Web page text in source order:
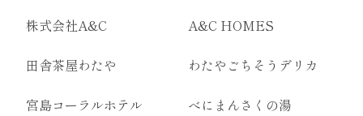
株式会社A&C A&C HOMES
田舎茶屋わたや わたやごちそうデリカ
宮島コーラルホテル べにまんさくの湯